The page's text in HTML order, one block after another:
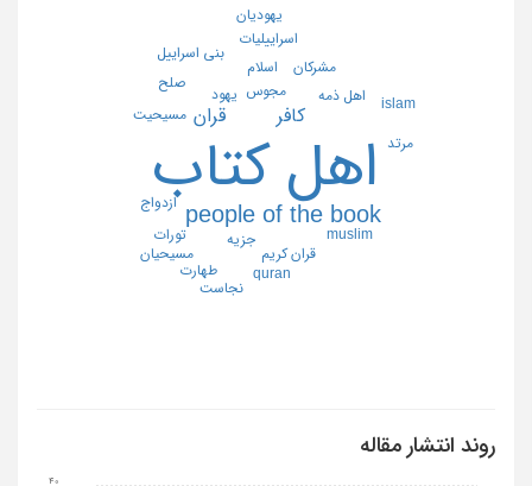
اهل كتاب
people of the book
كافر قران
مجوس يهود
جزيه
اسلام
قران كريم
مشركان
اهل ذمه
مسيحيت
muslim
quran
اسراييليات
صلح
ازدواج
بني اسراييل
تورات
طهارت
مرتد
مسيحيان
نجاست
يهوديان
islam
روند انتشار مقاله
40